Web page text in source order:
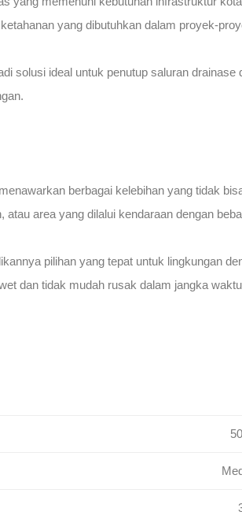
yang dibutuhkan dalam proyek-
solusi ideal untuk penutup saluran
berbagai kelebihan yang tidak
area yang dilalui kendaraan dengan
pilihan yang tepat untuk lingkungan
dan tidak mudah rusak dalam jangka